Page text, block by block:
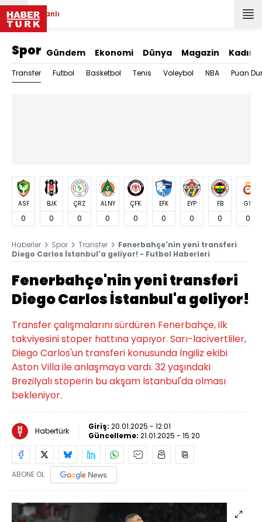
Canlı
Spor Gündem Ekonomi Dünya Magazin Kadın
Transfer Futbol Basketbol Tenis Voleybol NBA Puan
ASF
0
BJK
0
ÇRZ
0
ALNY
0
ÇFK
0
EFK
0
EYP
0
FB
0
GS
0
Haberler Spor Transfer
Fenerbahçe'nin yeni transferi
Diego Carlos İstanbul'a geliyor! - Futbol Haberleri
Fenerbahçe'nin yeni transferi
Diego Carlos İstanbul'a geliyor!
Transfer çalışmalarını sürdüren Fenerbahçe, ilk
takviyesini stoper hattına yapıyor. Sarı-lacivertliler,
Diego Carlos'un transferi konusunda İngiliz ekibi
Aston Villa ile anlaşmaya vardı. 32 yaşındaki
Brezilyalı stoperin bu akşam İstanbul'da olması
bekleniyor.
Habertürk Giriş: 20.01.2025 - 12:01
Güncelleme: 21.01.2025 - 15:20
ABONE OL